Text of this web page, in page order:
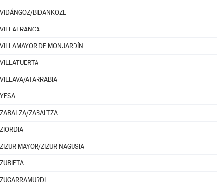
VIDÁNGOZ/BIDANKOZE
VILLAFRANCA
VILLAMAYOR DE MONJARDÍN
VILLATUERTA
VILLAVA/ATARRABIA
YESA
ZABALZA/ZABALTZA
ZIORDIA
ZIZUR MAYOR/ZIZUR NAGUSIA
ZUBIETA
ZUGARRAMURDI